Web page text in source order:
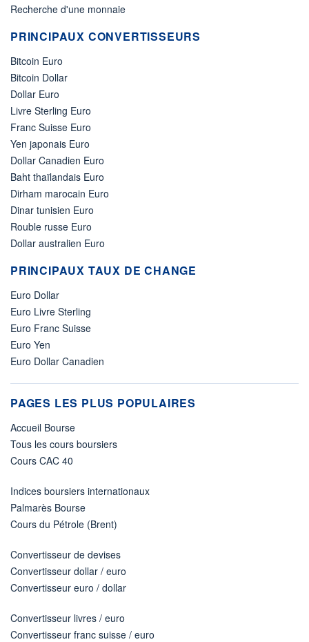
Recherche d'une monnaie
PRINCIPAUX CONVERTISSEURS
Bitcoin Euro
Bitcoin Dollar
Dollar Euro
Livre Sterling Euro
Franc Suisse Euro
Yen japonais Euro
Dollar Canadien Euro
Baht thaïlandais Euro
Dirham marocain Euro
Dinar tunisien Euro
Rouble russe Euro
Dollar australien Euro
PRINCIPAUX TAUX DE CHANGE
Euro Dollar
Euro Livre Sterling
Euro Franc Suisse
Euro Yen
Euro Dollar Canadien
PAGES LES PLUS POPULAIRES
Accueil Bourse
Tous les cours boursiers
Cours CAC 40
Indices boursiers internationaux
Palmarès Bourse
Cours du Pétrole (Brent)
Convertisseur de devises
Convertisseur dollar / euro
Convertisseur euro / dollar
Convertisseur livres / euro
Convertisseur franc suisse / euro